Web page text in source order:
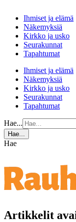
Ihmiset ja elämä
Näkemyksiä
Kirkko ja usko
Seurakunnat
Tapahtumat
Ihmiset ja elämä
Näkemyksiä
Kirkko ja usko
Seurakunnat
Tapahtumat
Hae...
Hae...
Hae
Artikkelit